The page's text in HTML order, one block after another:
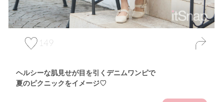
149
ヘルシーな肌見せが目を引くデニムワンピで
夏のピクニックをイメージ♡